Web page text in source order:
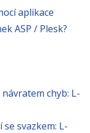
aplikace
ASP / Plesk?
chyb: L-
svazkem: L-